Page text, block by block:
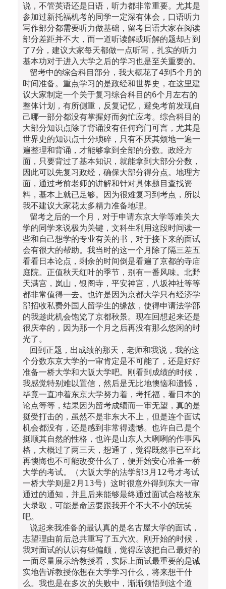
说，不管英语还是日语，听力都非常重要。尤其是
参加过新托福机考的同学一定深有体会，口语听力
写作部分都需要听力做基础，留考日语大家在阅读
部分差距并不大，而一道听读解或听解的题却占到
了7分，建议大家每天都做一点听写，扎实的听力
基本功对于进入大学之后的学习也是至关重要的。
留考中的综合科目部分，我大概花了4到5个月的
时间准备。重点学习的是政经和世界史，在这里建
议大家制定一个关于复习综合科目的6个月左右的
整体计划，有所侧重，反复记忆，避免考前发现自
己哪一部分都没有掌握好而匆忙应考。综合科目的
大部分知识点除了背诵没有任何窍门可言，尤其是
世界史的知识点十分琐碎，只有不厌其烦地一遍一
遍整理和背诵，才能够拿到全部的分数。政经方
面，只要背过了基本知识，就能拿到大部分分数，
因此可以先复习政经，确保大部分得分点。地理方
面，通过考前老师的讲解和针对具体题目查找资
料，基本上就已足够。因为很难复习到考点，所以
我不建议大家花太多精力准备地理。
留考之后的一个月，对于申请东京大学等难关大
学的同学来说极为关键，文科生利用这段时间读一
些和自己想学的专业有关的书，对于接下来的面试
会有很大的帮助。我当时的这一个月除了隔三差五
看看日本论点，剩余的时间倒是看遍了京都的寺庙
庭院。正值秋天红叶的季节，别有一番风味。北野
天满宫，岚山，银阁寺，平安神宫，八坂神社等等
都非常值得一去。也许是因为京都大学只有经济学
部招收私费外国人留学生的缘故，使得申请法学部
的我趁此机会饱览了京都秋景。现在回想起来还是
很庆幸的，因为那一个月之后再没有那么悠闲的时
光了。
回到正题，出成绩的那天，老师和我说，我的这
个分数东京大学的一审肯定是不可能了，还是好好
准备一桥大学和大阪大学吧。刚看到成绩的时候，
我感觉特别难以置信，然后是无比地懊恼和遗憾，
毕竟一直冲着东京大学努力着，考托福，看日本的
论点等等，结果因为留考成绩而一审无望，真的是
挺受打击的，虽然不是非东大不上，但是连个面试
机会都没有，还是感到非常得遗憾。也许自己是个
挺顺其自然的性格，也许是山东人大咧咧的作事风
格，大概过了两三天，想通了，觉得既然事已至此
再懊悔也不可能改变什么了，便开始安心准备一桥
大学的考试。（大阪大学的法学部3月12号才考试
一桥大学则是2月13号）这时很意外得到东大一审
通过的通知，并且后来能够最终通过面试合格被东
大录取，可能是命运要跟我开个不大不小的玩笑
吧。
说起来我准备的最认真的是名古屋大学的面试，
志望理由前后总共重写了五六次。刚开始的时候，
我对面试的认识有些偏颇，觉得应该把自己最好的
一面尽量展示给教授看，实际上面试最重要的是诚
实地告诉教授你想在大学学习什么，将来想干什
么。我也是在多次的失败中，渐渐领悟到这个道